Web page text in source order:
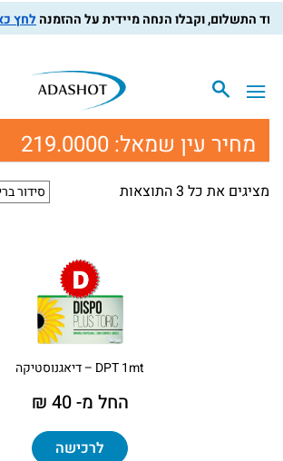
לחץ כאן
מחיר עין שמאל: 219.0000
מציגים את כל ⁦3⁩ התוצאות
DPT 1mt – דיאגנוסטיקה
החל מ- 40 ₪
לרכישה